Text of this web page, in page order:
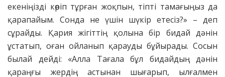
екеніңізді көріп тұрған жоқпын, тіпті тамағыңыз да
қарапайым. Сонда не үшін шүкір етесіз?» – деп
сұрайды. Қария жігіттің қолына бір бидай дәнін
ұстатып, оған ойланып қарауды бұйырады. Сосын
былай дейді: «Алла Тағала бұл бидайдың дәнін
қараңғы жердің астынан шығарып, ылғалмен